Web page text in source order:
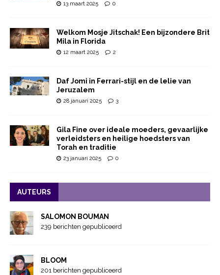
13 maart 2025 0
Welkom Mosje Jitschak! Een bijzondere Brit
Mila in Florida
12 maart 2025 2
Daf Jomi in Ferrari-stijl en de lelie van
Jeruzalem
28 januari 2025 3
Gila Fine over ideale moeders, gevaarlijke
verleidsters en heilige hoedsters van
Torah en traditie
23 januari 2025 0
AUTEURS
SALOMON BOUMAN
239 berichten gepubliceerd
BLOOM
201 berichten gepubliceerd